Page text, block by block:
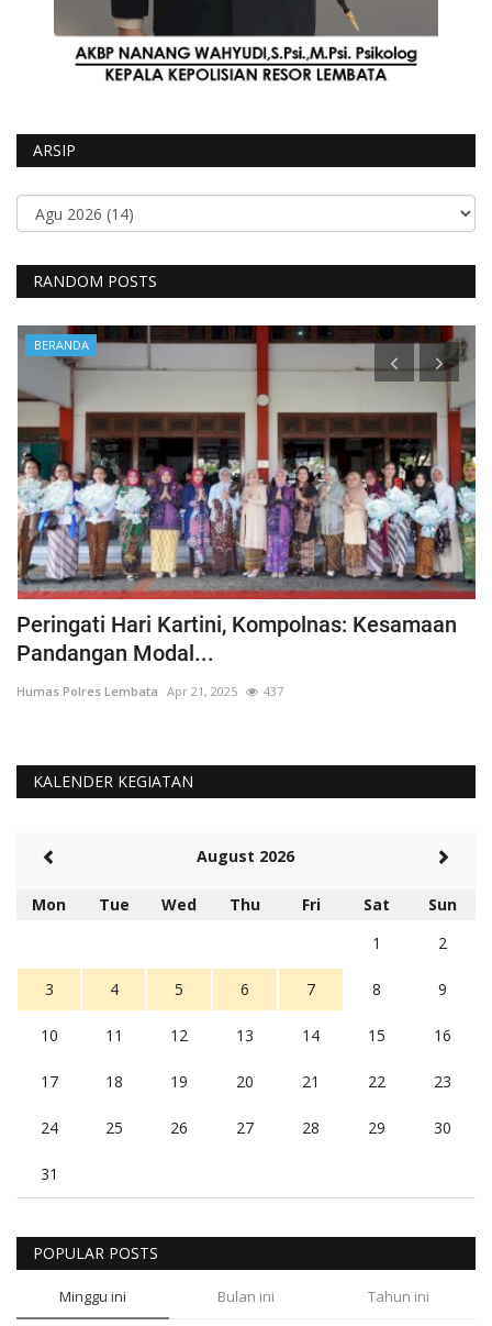
ARSIP
RANDOM POSTS
BERANDA
Peringati Hari Kartini, Kompolnas: Kesamaan
Pandangan Modal...
Humas Polres Lembata Apr 21, 2025 437
KALENDER KEGIATAN
August 2026
Mon Tue Wed Thu Fri Sat
Sun
1
2
3 4 5 6 7 8 9
10 11 12 13 14 15 16
17 18 19 20 21 22 23
24 25 26 27 28 29 30
31
POPULAR POSTS
Minggu ini Bulan ini Tahun ini